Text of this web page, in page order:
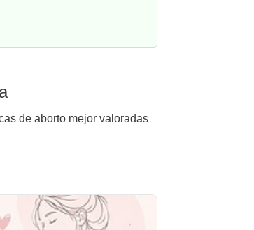
de aborto mejor valoradas